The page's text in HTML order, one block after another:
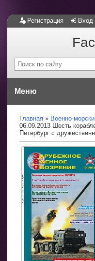
Регистрация Вход
Меню
Главная
Военно-
06.09.2013 Шесть
Петербург с